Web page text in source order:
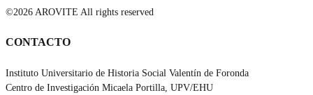
©2026 AROVITE All rights reserved
CONTACTO
Instituto Universitario de Historia Social Valentín de Foronda
Centro de Investigación Micaela Portilla, UPV/EHU